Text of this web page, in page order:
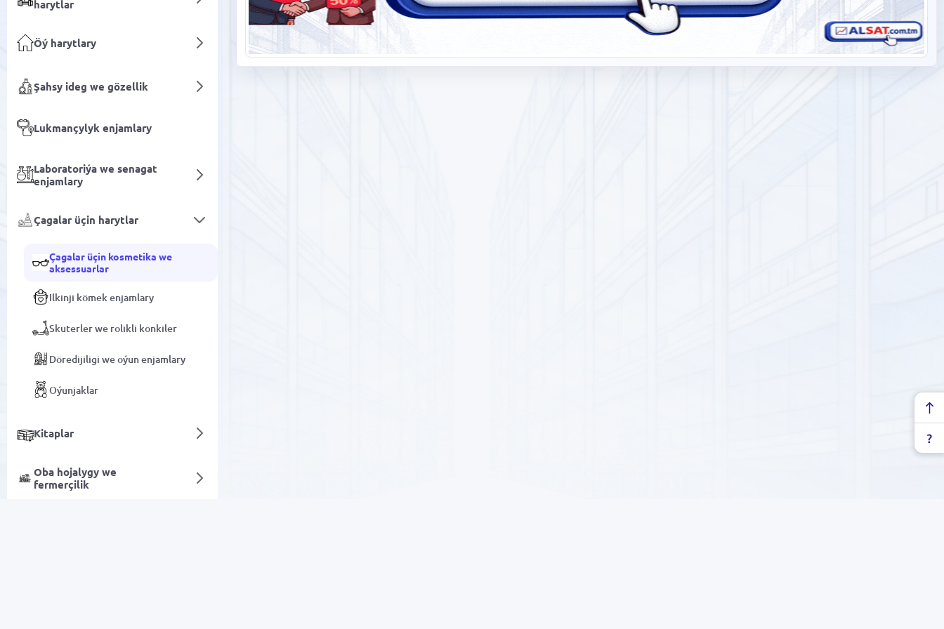
harytlar
Öý harytlary
Şahsy ideg we gözellik
Lukmançylyk enjamlary
Laboratoriýa we senagat
enjamlary
Çagalar üçin harytlar
Çagalar üçin kosmetika we
aksessuarlar
Ilkinji kömek enjamlary
Skuterler we rolikli konkiler
Döredijiligi we oýun enjamlary
Oýunjaklar
Kitaplar
Oba hojalygy we
fermerçilik